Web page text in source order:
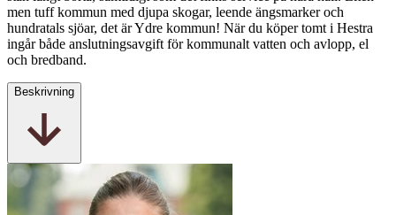
men tuff kommun med djupa skogar, leende ängsmarker och
hundratals sjöar, det är Ydre kommun! När du köper tomt i Hestra
ingår både anslutningsavgift för kommunalt vatten och avlopp, el
och bredband.
Beskrivning